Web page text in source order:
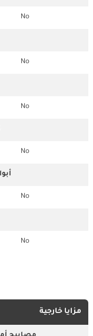
No
No
No
No
No
No
مزايا خارجية